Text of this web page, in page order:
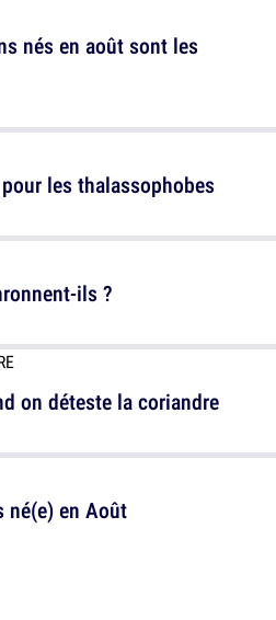
les thalassophobes
on déteste la coriandre
nés en août sont les
ils ?
né(e) en Août